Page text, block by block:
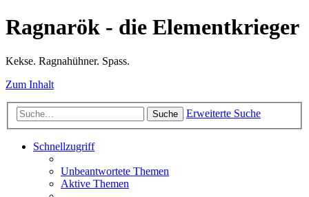
Ragnarök - die Elementkrieger
Kekse. Ragnahühner. Spass.
Zum Inhalt
Suche Erweiterte Suche
Schnellzugriff
Unbeantwortete Themen
Aktive Themen